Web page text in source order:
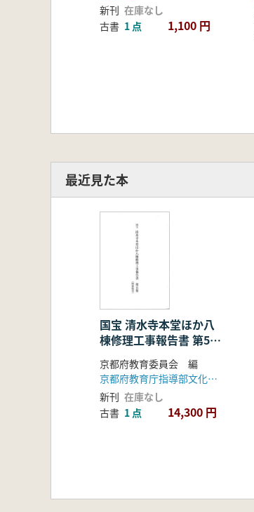
新刊 在庫なし
古書 1 点 1,100 円
最近見た本
国宝 清水寺本堂ほか八
棟修理工事報告書 第5
集 阿弥陀堂
京都府教育委員会 編
京都府教育庁指導部文化財保護課
新刊 在庫なし
古書 1 点 14,300 円